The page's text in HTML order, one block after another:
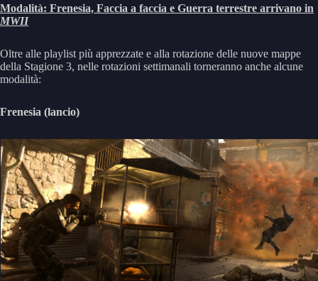
Modalità: Frenesia, Faccia a faccia e Guerra terrestre arrivano in
MWII
Oltre alle playlist più apprezzate e alla rotazione delle nuove mappe
della Stagione 3, nelle rotazioni settimanali torneranno anche alcune
modalità:
Frenesia (lancio)